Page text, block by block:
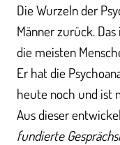
Die Wurzeln der
Männer zurück.
die meisten
Er hat die
heute noch und ist
Aus dieser
fundierte